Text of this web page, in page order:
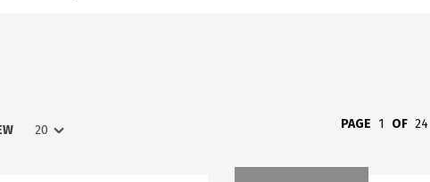
PAGE 1 OF 24